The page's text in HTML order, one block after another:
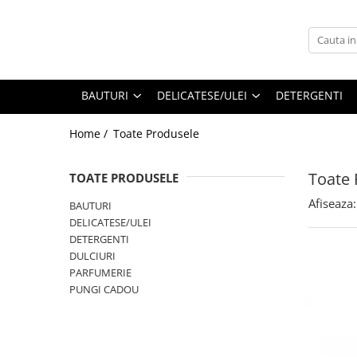
PARFUMURI
BAUTURI DELICATESE/ULEI DETERGENTI
Home / Toate Produsele
Toate
TOATE PRODUSELE
BAUTURI
DELICATESE/ULEI
DETERGENTI
DULCIURI
PARFUMERIE
PUNGI CADOU
Afiseaza: